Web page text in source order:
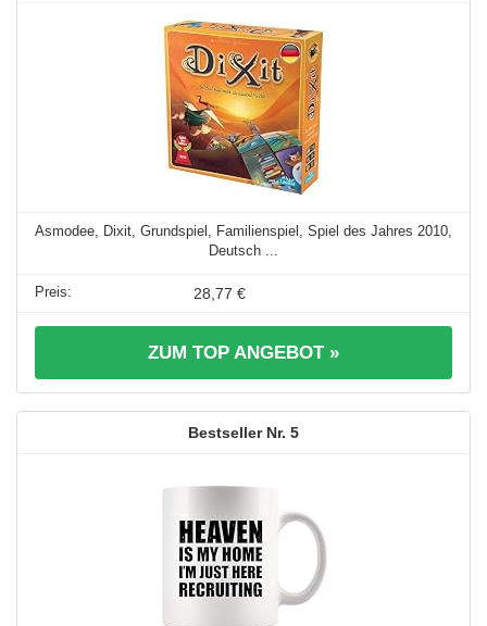
Asmodee, Dixit, Grundspiel, Familienspiel, Spiel des Jahres 2010,
Deutsch ...
28,77 €
ZUM TOP ANGEBOT »
5